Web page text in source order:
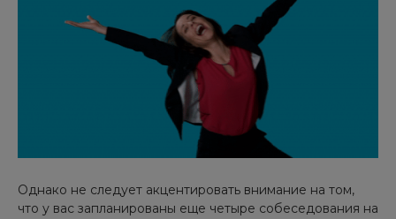
Однако не следует акцентировать внимание на том,
что у вас запланированы еще четыре собеседования на